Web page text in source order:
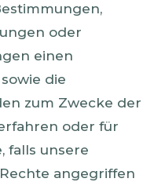
oder
einen
die
zum Zwecke der
oder für
falls unsere
angegriffen